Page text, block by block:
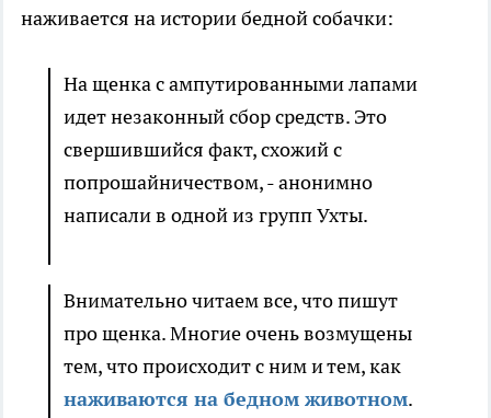
наживается на истории бедной собачки:
На щенка с ампутированными лапами
идет незаконный сбор средств. Это
свершившийся факт, схожий с
попрошайничеством, - анонимно
написали в одной из групп Ухты.
Внимательно читаем все, что пишут
про щенка. Многие очень возмущены
тем, что происходит с ним и тем, как
наживаются на бедном животном.